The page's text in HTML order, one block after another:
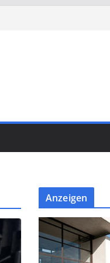
Anzeigen